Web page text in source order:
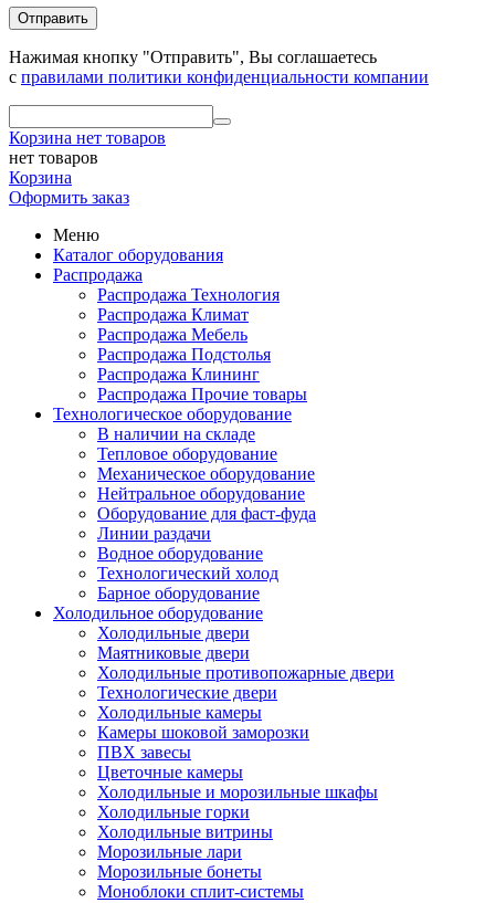
Отправить
Нажимая кнопку "Отправить", Вы соглашаетесь
с правилами политики конфиденциальности компании
Корзина нет товаров
нет товаров
Корзина
Оформить заказ
Меню
Каталог оборудования
Распродажа
Распродажа Технология
Распродажа Климат
Распродажа Мебель
Распродажа Подстолья
Распродажа Клининг
Распродажа Прочие товары
Технологическое оборудование
В наличии на складе
Тепловое оборудование
Механическое оборудование
Нейтральное оборудование
Оборудование для фаст-фуда
Линии раздачи
Водное оборудование
Технологический холод
Барное оборудование
Холодильное оборудование
Холодильные двери
Маятниковые двери
Холодильные противопожарные двери
Технологические двери
Холодильные камеры
Камеры шоковой заморозки
ПВХ завесы
Цветочные камеры
Холодильные и морозильные шкафы
Холодильные горки
Холодильные витрины
Морозильные лари
Морозильные бонеты
Моноблоки сплит-системы